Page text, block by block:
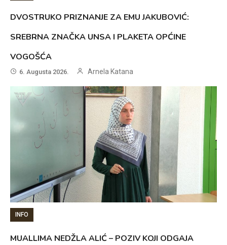
DVOSTRUKO PRIZNANJE ZA EMU JAKUBOVIĆ:
SREBRNA ZNAČKA UNSA I PLAKETA OPĆINE
VOGOŠĆA
6. Augusta 2026. Arnela Katana
INFO
MUALLIMA NEDŽLA ALIĆ – POZIV KOJI ODGAJA